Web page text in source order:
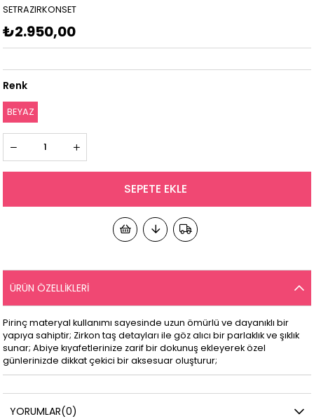
SETRAZIRKONSET
₺2.950,00
Renk
BEYAZ
ÜRÜN ÖZELLIKLERI
Pirinç materyal kullanımı sayesinde uzun ömürlü ve dayanıklı bir
yapıya sahiptir; Zirkon taş detayları ile göz alıcı bir parlaklık ve şıklık
sunar; Abiye kıyafetlerinize zarif bir dokunuş ekleyerek özel
günlerinizde dikkat çekici bir aksesuar oluşturur;
YORUMLAR(0)